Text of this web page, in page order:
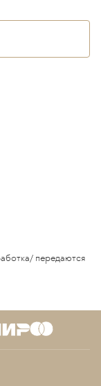
передаются